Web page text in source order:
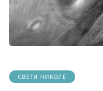
СВЕТИ НИКОЛЕ